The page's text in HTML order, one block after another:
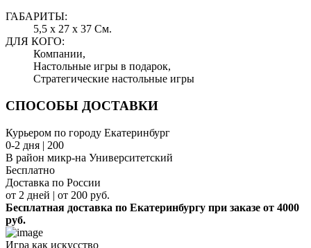
ГАБАРИТЫ:
5,5 x 27 x 37 См.
ДЛЯ КОГО:
Компании,
Настольные игры в подарок,
Стратегические настольные игры
СПОСОБЫ ДОСТАВКИ
Курьером по городу Екатеринбург
0-2 дня | 200
В район микр-на Университетский
Бесплатно
Доставка по России
от 2 дней | от 200 руб.
Бесплатная доставка по Екатеринбургу при заказе от 4000
руб.
Игра как искусство